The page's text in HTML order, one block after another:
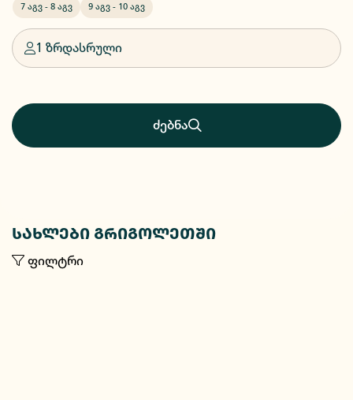
7 აგვ - 8 აგვ 9 აგვ - 10 აგვ
1 ზრდასრული
ძებნა
სახლები გრიგოლეთში
ფილტრი